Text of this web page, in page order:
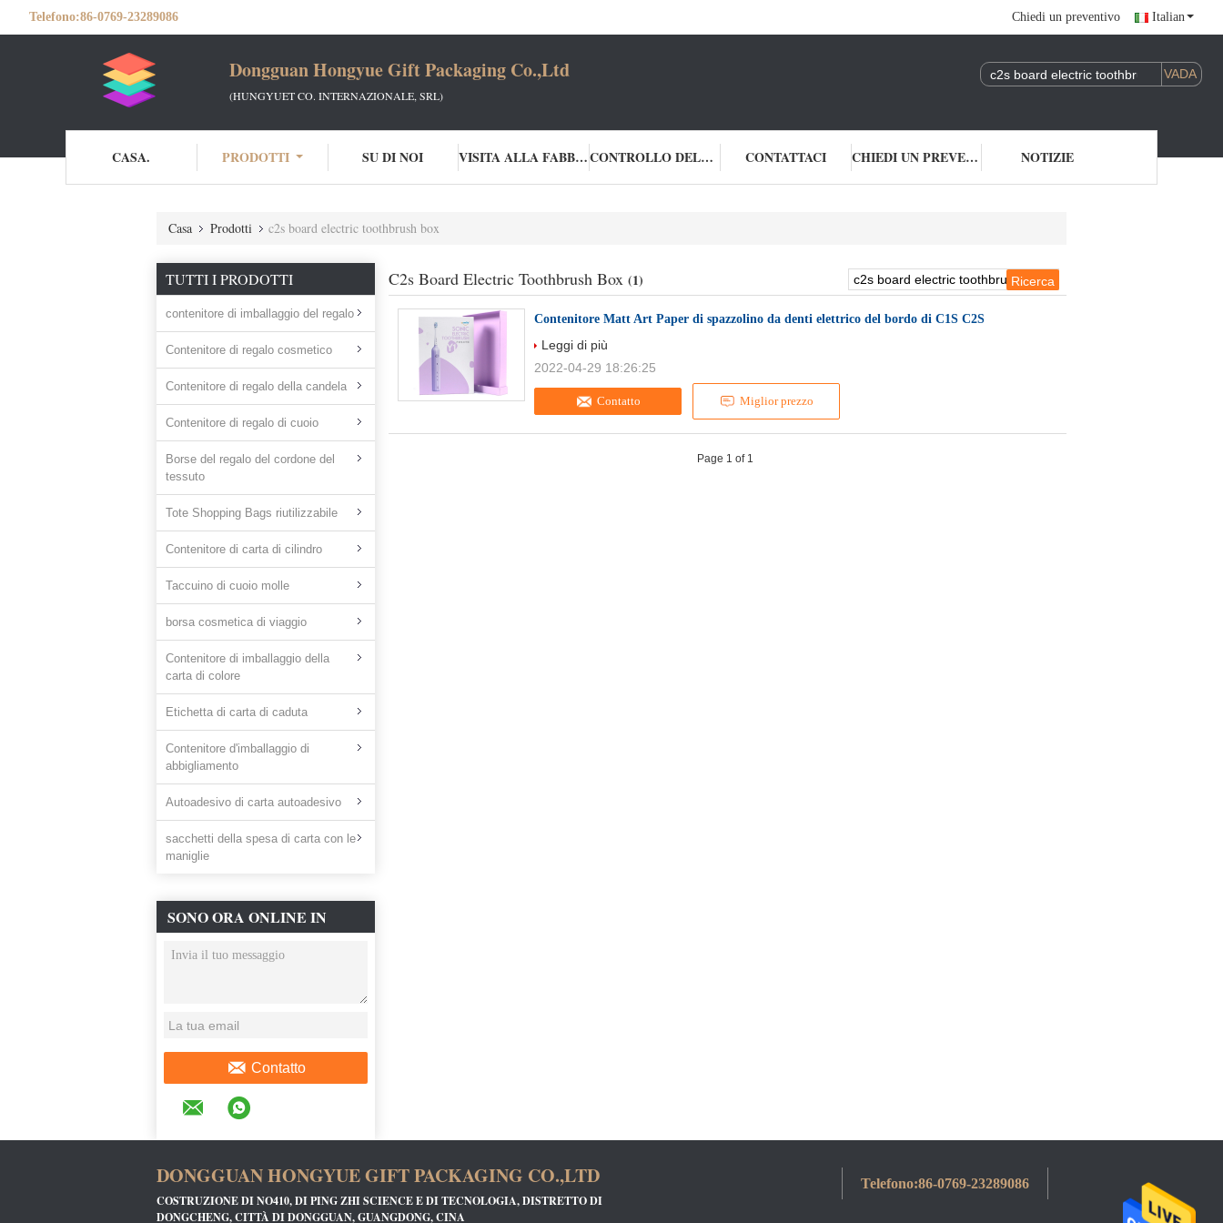
Telefono:86-0769-23289086 Chiedi un preventivo Italian
Dongguan Hongyue Gift Packaging Co.,Ltd
(HUNGYUET CO. INTERNAZIONALE, SRL)
CASA. PRODOTTI SU DI NOI VISITA ALLA FABBRICA CONTROLLO DELLA QUALITÀ CONTATTACI CHIEDI UN PREVENTIVO NOTIZIE
Casa Prodotti c2s board electric toothbrush box
TUTTI I PRODOTTI
contenitore di imballaggio del regalo
Contenitore di regalo cosmetico
Contenitore di regalo della candela
Contenitore di regalo di cuoio
Borse del regalo del cordone del
tessuto
Tote Shopping Bags riutilizzabile
Contenitore di carta di cilindro
Taccuino di cuoio molle
borsa cosmetica di viaggio
Contenitore di imballaggio della
carta di colore
Etichetta di carta di caduta
Contenitore d'imballaggio di
abbigliamento
Autoadesivo di carta autoadesivo
sacchetti della spesa di carta con le
maniglie
SONO ORA ONLINE IN
CHAT
Contatto
C2s Board Electric Toothbrush Box (1)
Contenitore Matt Art Paper di spazzolino da denti elettrico del bordo di C1S C2S
Contatto Miglior prezzo
Leggi di più
2022-04-29 18:26:25
Page 1 of 1
DONGGUAN HONGYUE GIFT PACKAGING CO.,LTD
COSTRUZIONE DI NO410, DI PING ZHI SCIENCE E DI TECNOLOGIA, DISTRETTO DI
DONGCHENG, CITTÀ DI DONGGUAN, GUANGDONG, CINA
Telefono:86-0769-23289086